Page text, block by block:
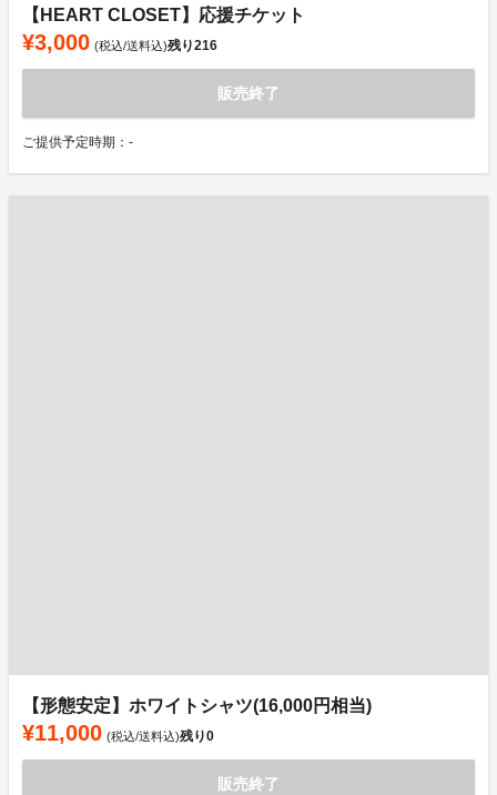
【HEART CLOSET】応援チケット
¥3,000 (税込/送料込)残り216
販売終了
ご提供予定時期：-
【形態安定】ホワイトシャツ(16,000円相当)
¥11,000 (税込/送料込)残り0
販売終了